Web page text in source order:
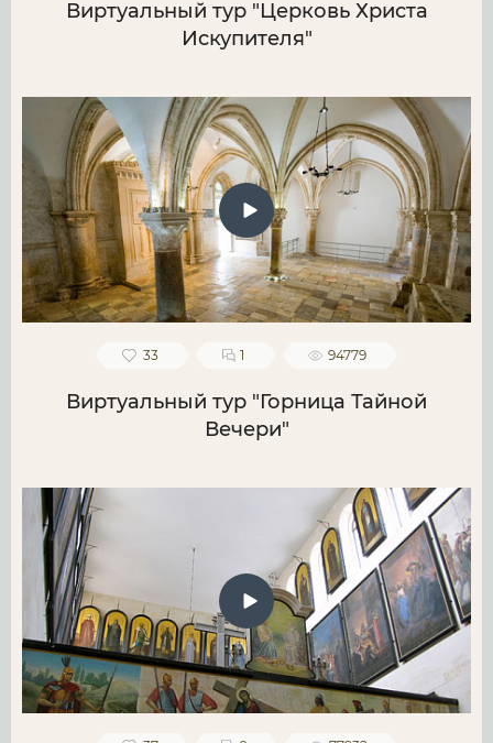
Виртуальный тур "Церковь Христа
Искупителя"
33 1 94779
Виртуальный тур "Горница Тайной
Вечери"